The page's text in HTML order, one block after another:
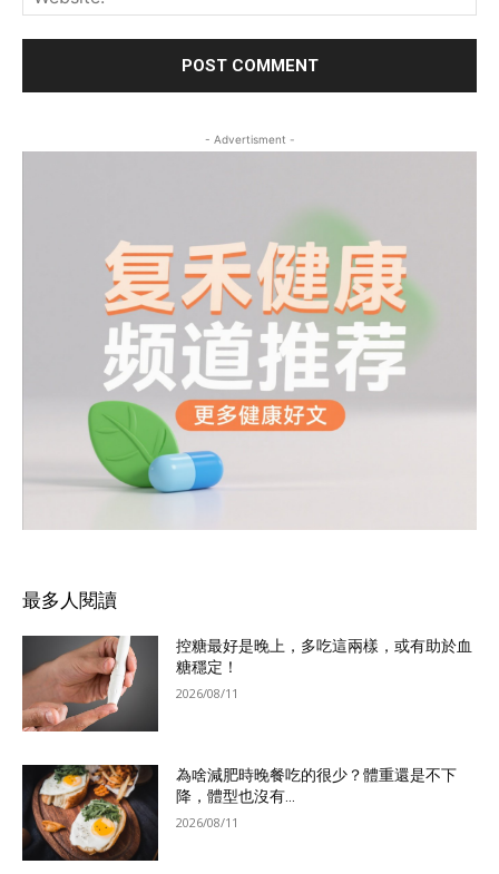
- Advertisment -
最多人閱讀
控糖最好是晚上，多吃這兩樣，或有助於血
糖穩定！
2026/08/11
為啥減肥時晚餐吃的很少？體重還是不下
降，體型也沒有...
2026/08/11